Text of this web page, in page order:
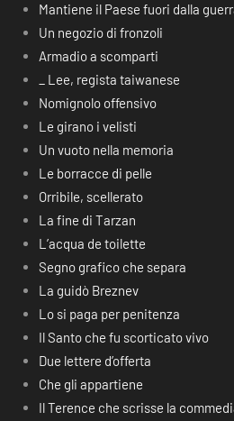
Mantiene il Paese fuori dalla
Un negozio di fronzoli
Armadio a scomparti
_ Lee, regista taiwanese
Nomignolo offensivo
Le girano i velisti
Un vuoto nella memoria
Le borracce di pelle
Orribile, scellerato
La fine di Tarzan
L’acqua de toilette
Segno grafico che separa
La guidò Breznev
Lo si paga per penitenza
Il Santo che fu scorticato vivo
Due lettere d’offerta
Che gli appartiene
Il Terence che scrisse la